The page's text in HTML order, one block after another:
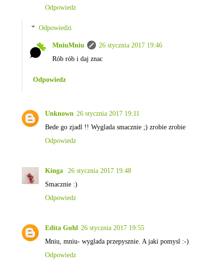
Odpowiedz
Odpowiedzi
MniuMniu
26 stycznia 2017 19:46
Rób rób i daj znac
Odpowiedz
Unknown 26 stycznia 2017 19:11
Bede go zjadl !! Wyglada smacznie ;) zrobie zrobie
Odpowiedz
Kinga
26 stycznia 2017 19:48
Smacznie :)
Odpowiedz
Edita Guhl 26 stycznia 2017 19:55
Mniu, mniu- wyglada przepysznie. A jaki pomysl :-)
Odpowiedz